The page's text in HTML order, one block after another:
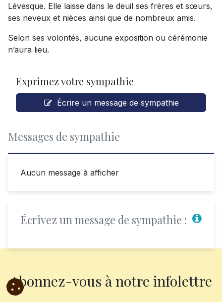
Lévesque. Elle laisse dans le deuil ses frères et sœurs,
ses neveux et nièces ainsi que de nombreux amis.
Selon ses volontés, aucune exposition ou cérémonie
n’aura lieu.
Exprimez votre sympathie
Écrire un message de sympathie
Messages de sympathie
Aucun message à afficher
Écrivez un message de sympathie :
Abonnez-vous à notre infolettre